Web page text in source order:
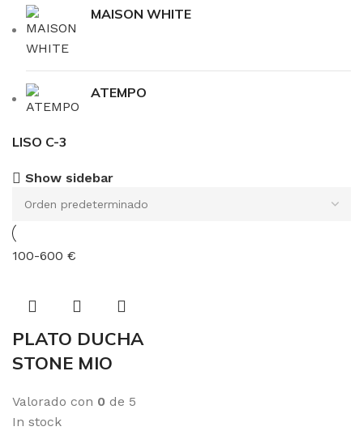
MAISON WHITE
ATEMPO
LISO C-3
Show sidebar
100-600 €
PLATO DUCHA
STONE MIO
Valorado con 0 de 5
In stock